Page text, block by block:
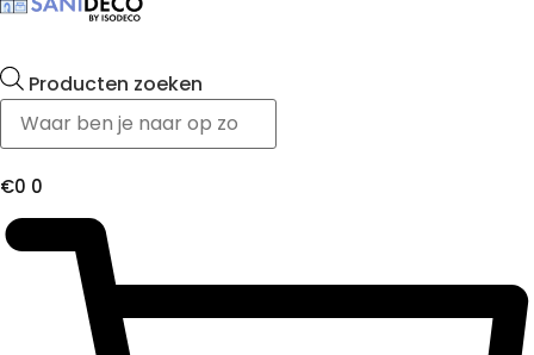
Producten zoeken
€0 0